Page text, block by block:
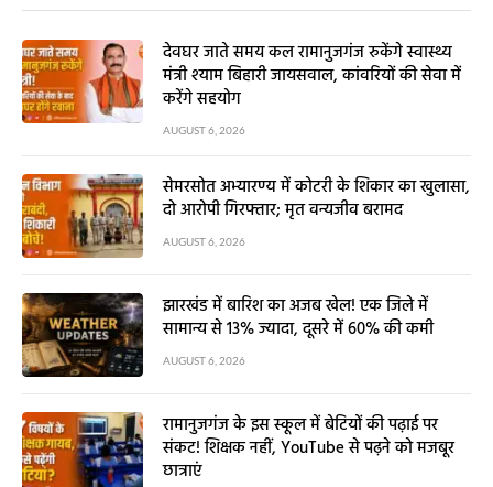
देवघर जाते समय कल रामानुजगंज रुकेंगे स्वास्थ्य
मंत्री श्याम बिहारी जायसवाल, कांवरियों की सेवा में
करेंगे सहयोग
AUGUST 6, 2026
सेमरसोत अभ्यारण्य में कोटरी के शिकार का खुलासा,
दो आरोपी गिरफ्तार; मृत वन्यजीव बरामद
AUGUST 6, 2026
झारखंड में बारिश का अजब खेल! एक जिले में
सामान्य से 13% ज्यादा, दूसरे में 60% की कमी
AUGUST 6, 2026
रामानुजगंज के इस स्कूल में बेटियों की पढ़ाई पर
संकट! शिक्षक नहीं, YouTube से पढ़ने को मजबूर
छात्राएं